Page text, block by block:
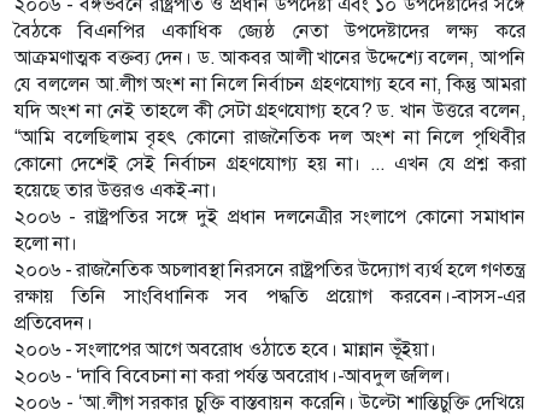
বৈঠকে বিএনপির একাধিক জ্যেষ্ঠ নেতা উপদেষ্টাদের লক্ষ্য করে
আক্রমণাত্মক বক্তব্য দেন। ড. আকবর আলী খানের উদ্দেশ্যে বলেন, আপনি
যে বললেন আ.লীগ অংশ না নিলে নির্বাচন গ্রহণযোগ্য হবে না, কিন্তু আমরা
যদি অংশ না নেই তাহলে কী সেটা গ্রহণযোগ্য হবে? ড. খান উত্তরে বলেন,
“আমি বলেছিলাম বৃহৎ কোনো রাজনৈতিক দল অংশ না নিলে পৃথিবীর
কোনো দেশেই সেই নির্বাচন গ্রহণযোগ্য হয় না। ... এখন যে প্রশ্ন করা
হয়েছে তার উত্তরও একই-না।
২০০৬ - রাষ্ট্রপতির সঙ্গে দুই প্রধান দলনেত্রীর সংলাপে কোনো সমাধান
হলো না।
২০০৬ - রাজনৈতিক অচলাবস্থা নিরসনে রাষ্ট্রপতির উদ্যোগ ব্যর্থ হলে গণতন্ত্র
রক্ষায় তিনি সাংবিধানিক সব পদ্ধতি প্রয়োগ করবেন।-বাসস-এর
প্রতিবেদন।
২০০৬ - সংলাপের আগে অবরোধ ওঠাতে হবে। মান্নান ভূঁইয়া।
২০০৬ - ‘দাবি বিবেচনা না করা পর্যন্ত অবরোধ।-আবদুল জলিল।
২০০৬ - ‘আ.লীগ সরকার চুক্তি বাস্তবায়ন করেনি। উল্টো শান্তিচুক্তি দেখিয়ে